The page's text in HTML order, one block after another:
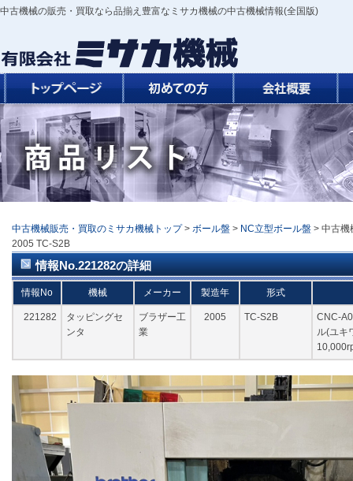
中古機械の販売・買取なら品揃え豊富なミサカ機械の中古機械情報(全国版)
中古機械販売・買取のミサカ機械トップ > ボール盤 > NC立型ボール盤 > 中古機
2005 TC-S2B
情報No.221282の詳細
情報No 機械 メーカー 製造年 形式
221282
タッピングセ
ンタ
ブラザー工
業
2005 TC-S2B
CNC-
ル(ユキ